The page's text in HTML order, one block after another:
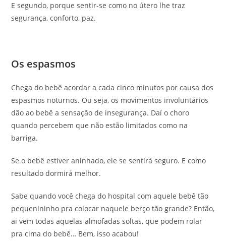
E segundo, porque sentir-se como no útero lhe traz
segurança, conforto, paz.
Os espasmos
Chega do bebê acordar a cada cinco minutos por causa dos
espasmos noturnos. Ou seja, os movimentos involuntários
dão ao bebê a sensação de insegurança. Daí o choro
quando percebem que não estão limitados como na
barriga.
Se o bebê estiver aninhado, ele se sentirá seguro. E como
resultado dormirá melhor.
Sabe quando você chega do hospital com aquele bebê tão
pequenininho pra colocar naquele berço tão grande? Então,
ai vem todas aquelas almofadas soltas, que podem rolar
pra cima do bebê… Bem, isso acabou!